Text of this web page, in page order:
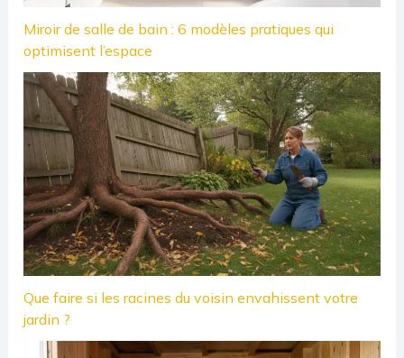
Miroir de salle de bain : 6 modèles pratiques qui
optimisent l’espace
Que faire si les racines du voisin envahissent votre
jardin ?